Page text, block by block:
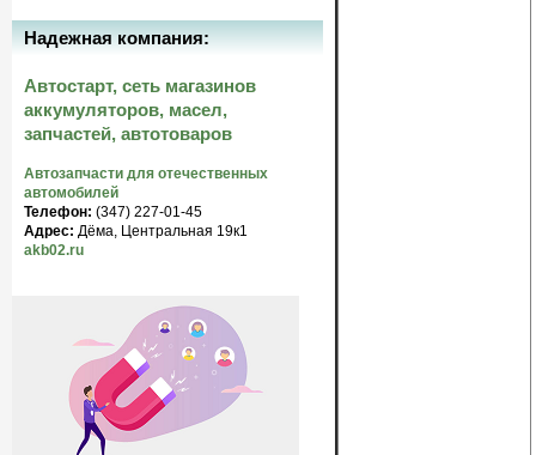
Надежная компания:
Автостарт, сеть магазинов
аккумуляторов, масел,
запчастей, автотоваров
Автозапчасти для отечественных
автомобилей
Телефон: (347) 227-01-45
Адрес: Дёма, Центральная 19к1
akb02.ru